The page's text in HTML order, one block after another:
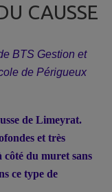
CAUSSE
BTS Gestion et
de Périgueux
de Limeyrat.
et très
côté du muret sans
ce type de